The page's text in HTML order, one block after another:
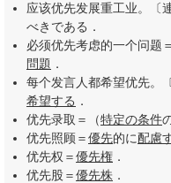
应该优先发展重工业。〔
べきである．
必须优先考虑的一个问题＝
問題 ．
每个发言人都希望优先。
希望する ．
优先录取＝（特定の条件
优先照顾＝優先的に配慮
优先权＝優先権 ．
优先股＝優先株 ．